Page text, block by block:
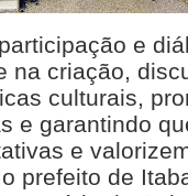
e
na criação,
culturais,
e garantindo
e
prefeito de